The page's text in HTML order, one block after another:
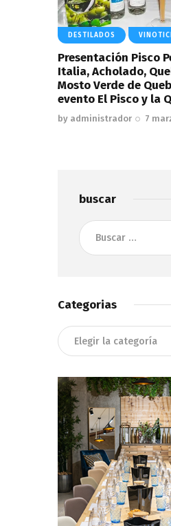
DESTILADOS
Presentación Pisco
Italia, Acholado,
Mosto Verde de
evento El Pisco y la
by administrador 7
buscar
Buscar:
Categorias
Categorias